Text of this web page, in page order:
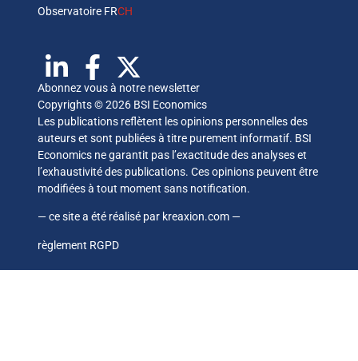
Observatoire FRCH
Abonnez vous à notre newsletter
Copyrights © 2026 BSI Economics
Les publications reflètent les opinions personnelles des
auteurs et sont publiées à titre purement informatif. BSI
Economics ne garantit pas l’exactitude des analyses et
l’exhaustivité des publications. Ces opinions peuvent être
modifiées à tout moment sans notification.
— ce site a été réalisé par kreaxion.com —
règlement RGPD